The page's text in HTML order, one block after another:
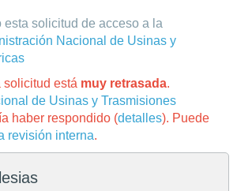
esta solicitud de acceso a la
Nacional de Usinas y
solicitud está muy retrasada.
de Usinas y Trasmisiones
haber respondido (detalles). Puede
revisión interna.